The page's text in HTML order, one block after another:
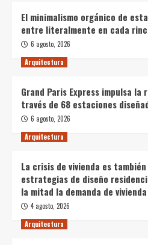
El minimalismo orgánico de
entre literalmente en cada
6 agosto, 2026
Arquitectura
Grand Paris Express impulsa la
través de 68 estaciones
6 agosto, 2026
Arquitectura
La crisis de vivienda es
estrategias de diseño
la mitad la demanda de vivienda
4 agosto, 2026
Arquitectura